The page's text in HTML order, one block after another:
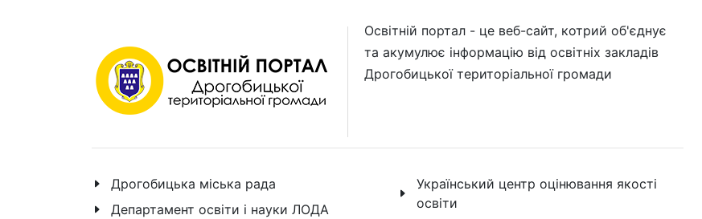
Освітній портал - це веб-сайт, котрий об'єднує
та акумулює інформацію від освітніх закладів
Дрогобицької територіальної громади
Дрогобицька міська рада
Департамент освіти і науки ЛОДА
Український центр оцінювання якості
освіти